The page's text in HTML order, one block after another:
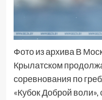
Фото из архива В
Крылатском
соревнования по
«Кубок Доброй